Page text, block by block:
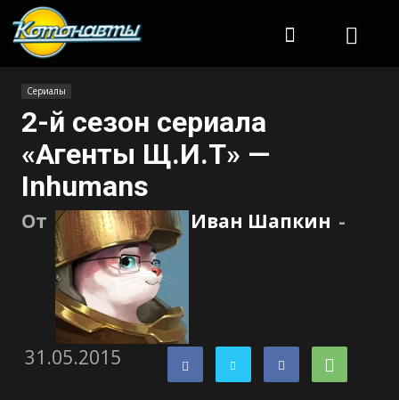
Сериалы
2-й сезон сериала
«Агенты Щ.И.Т» —
Inhumans
От Иван Шапкин -
31.05.2015